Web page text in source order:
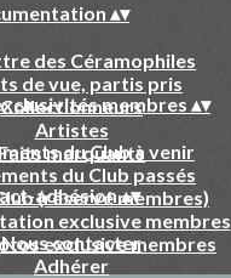
▴▾
des Céramophiles
de vue, partis pris
Collectionneurs
Artistes
marquants
membres ▴▾
du Club à venir
du Club passés
(réservé membres)
exclusive membres
exclusive membres
adhésion▴▾
Nous contacter
Adhérer